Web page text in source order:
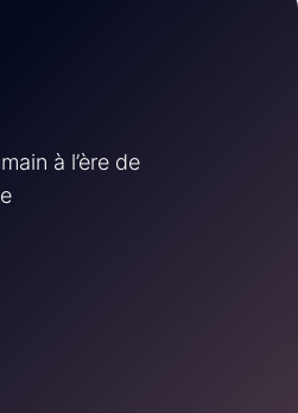
à l’ère de